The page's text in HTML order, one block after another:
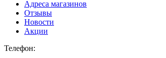
Адреса магазинов
Отзывы
Новости
Акции
Телефон: